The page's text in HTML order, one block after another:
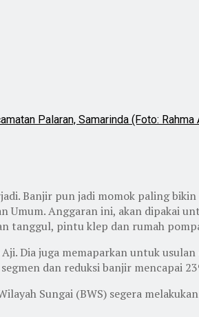
Palaran, Samarinda (Foto:
Banjir pun jadi momok paling
Umum. Anggaran ini, akan dipakai
tanggul, pintu klep dan rumah
Dia juga memaparkan untuk
dan reduksi banjir mencapai
Sungai (BWS) segera